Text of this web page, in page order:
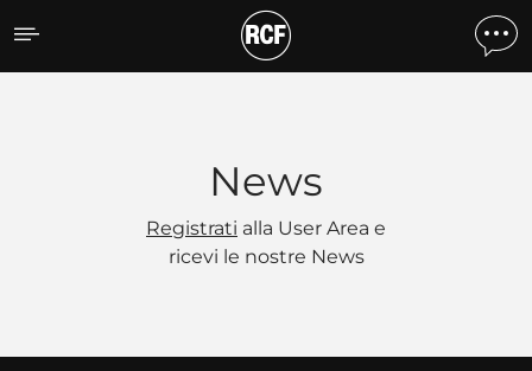
News
News
Registrati alla User Area e
ricevi le nostre News